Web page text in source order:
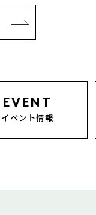
EVENT
イベント情報